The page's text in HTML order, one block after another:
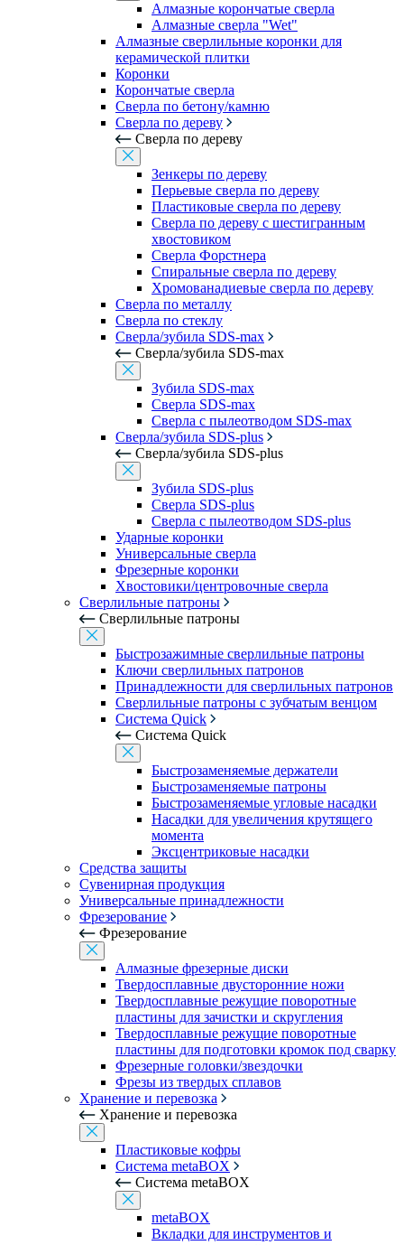
Алмазные корончатые сверла
Алмазные сверла "Wet"
Алмазные сверлильные коронки для
керамической плитки
Коронки
Корончатые сверла
Сверла по бетону/камню
Сверла по дереву
Сверла по дереву
Зенкеры по дереву
Перьевые сверла по дереву
Пластиковые сверла по дереву
Сверла по дереву с шестигранным
хвостовиком
Сверла Форстнера
Спиральные сверла по дереву
Хромованадиевые сверла по дереву
Сверла по металлу
Сверла по стеклу
Сверла/зубила SDS-max
Сверла/зубила SDS-max
Зубила SDS-max
Сверла SDS-max
Сверла с пылеотводом SDS-max
Сверла/зубила SDS-plus
Сверла/зубила SDS-plus
Зубила SDS-plus
Сверла SDS-plus
Сверла с пылеотводом SDS-plus
Ударные коронки
Универсальные сверла
Фрезерные коронки
Хвостовики/центровочные сверла
Сверлильные патроны
Сверлильные патроны
Быстрозажимные сверлильные патроны
Ключи сверлильных патронов
Принадлежности для сверлильных патронов
Сверлильные патроны с зубчатым венцом
Система Quick
Система Quick
Быстрозаменяемые держатели
Быстрозаменяемые патроны
Быстрозаменяемые угловые насадки
Насадки для увеличения крутящего
момента
Эксцентриковые насадки
Средства защиты
Сувенирная продукция
Универсальные принадлежности
Фрезерование
Фрезерование
Алмазные фрезерные диски
Твердосплавные двусторонние ножи
Твердосплавные режущие поворотные
пластины для зачистки и скругления
Твердосплавные режущие поворотные
пластины для подготовки кромок под сварку
Фрезерные головки/звездочки
Фрезы из твердых сплавов
Хранение и перевозка
Хранение и перевозка
Пластиковые кофры
Система metaBOX
Система metaBOX
metaBOX
Вкладки для инструментов и